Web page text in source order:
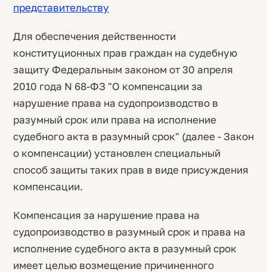
представительству
Для обеспечения действенности
конституционных прав граждан на судебную
защиту Федеральным законом от 30 апреля
2010 года N 68-ФЗ "О компенсации за
нарушение права на судопроизводство в
разумный срок или права на исполнение
судебного акта в разумный срок" (далее - Закон
о компенсации) установлен специальный
способ защиты таких прав в виде присуждения
компенсации.
Компенсация за нарушение права на
судопроизводство в разумный срок и права на
исполнение судебного акта в разумный срок
имеет целью возмещение причиненного